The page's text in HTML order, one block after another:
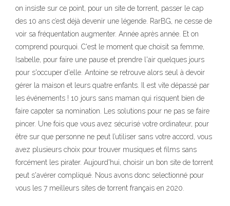
on insiste sur ce point, pour un site de torrent, passer le cap
des 10 ans c’est déjà devenir une légende. RarBG, ne cesse de
voir sa fréquentation augmenter. Année après année. Et on
comprend pourquoi. C'est le moment que choisit sa femme,
Isabelle, pour faire une pause et prendre l'air quelques jours
pour s'occuper d'elle. Antoine se retrouve alors seul à devoir
gérer la maison et leurs quatre enfants. Il est vite dépassé par
les événements ! 10 jours sans maman qui risquent bien de
faire capoter sa nomination. Les solutions pour ne pas se faire
pincer. Une fois que vous avez sécurisé votre ordinateur, pour
être sur que personne ne peut l’utiliser sans votre accord, vous
avez plusieurs choix pour trouver musiques et films sans
forcément les pirater. Aujourd'hui, choisir un bon site de torrent
peut s'avérer compliqué. Nous avons donc selectionné pour
vous les 7 meilleurs sites de torrent français en 2020.